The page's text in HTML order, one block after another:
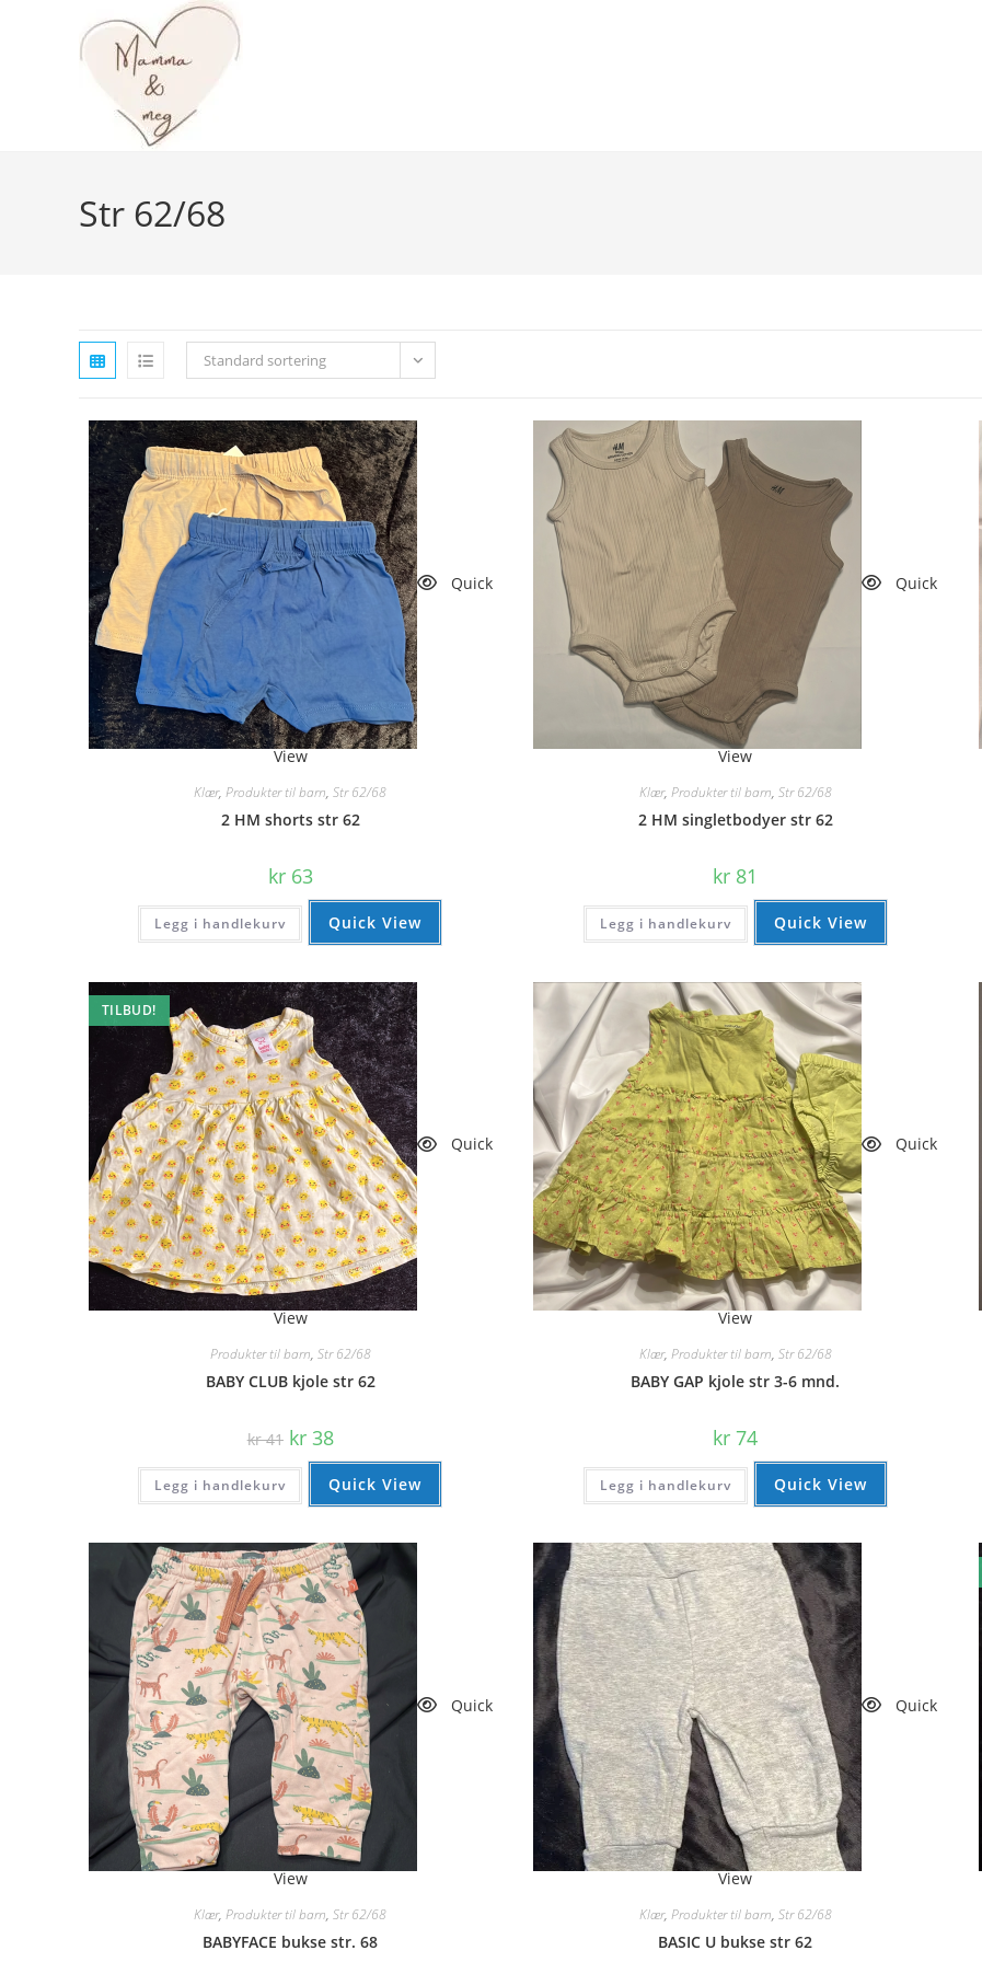
Str 62/68
Standard sortering
Quick
View
Klær,Produkter til barn,Str 62/68
2 HM shorts str 62
kr63
Legg i handlekurv Quick View
Quick
View
Klær, Produkter til barn, Str 62/68
2 HM singletbodyer str 62
kr 81
Legg i handlekurv Quick View
TILBUD!
Quick
View
Produkter til barn, Str 62/68
BABY CLUB kjole str 62
kr41 Opprinnelig
pris
var:
kr38Nåværende
pris
er:
kr 38.
Legg i handlekurv Quick View
Quick
View
Klær, Produkter til barn, Str 62/68
BABY GAP kjole str 3-6 mnd.
kr 74
Legg i handlekurv Quick View
Quick
View
Klær,Produkter til barn,Str 62/68
BABYFACE bukse str. 68
Quick
View
Klær, Produkter til barn, Str 62/68
BASIC U bukse str 62